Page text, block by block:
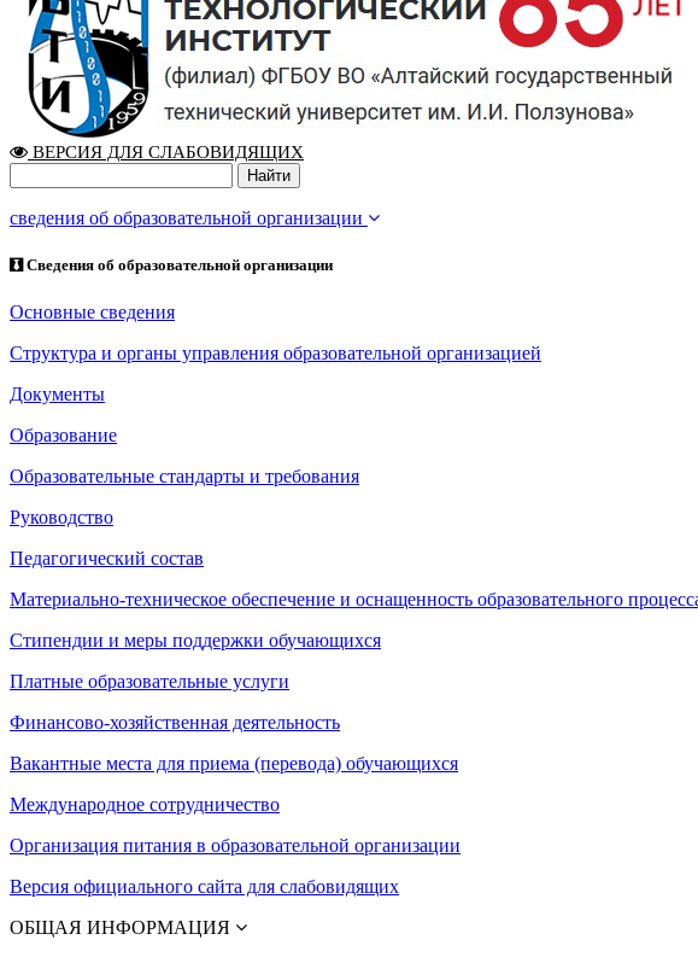
ВЕРСИЯ ДЛЯ СЛАБОВИДЯЩИХ
сведения об образовательной организации
Сведения об образовательной организации
Основные сведения
Структура и органы управления образовательной организацией
Документы
Образование
Образовательные стандарты и требования
Руководство
Педагогический состав
Материально-техническое обеспечение и оснащенность образовательного
Стипендии и меры поддержки обучающихся
Платные образовательные услуги
Финансово-хозяйственная деятельность
Вакантные места для приема (перевода) обучающихся
Международное сотрудничество
Организация питания в образовательной организации
Версия официального сайта для слабовидящих
ОБЩАЯ ИНФОРМАЦИЯ